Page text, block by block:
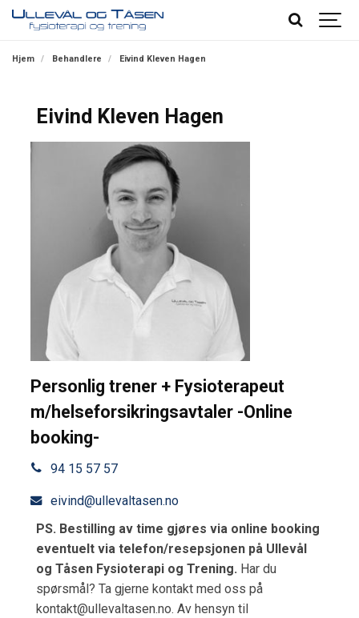
Hjem Behandlere Eivind Kleven Hagen
Eivind Kleven Hagen
Personlig trener + Fysioterapeut
m/helseforsikringsavtaler -Online
booking-
94 15 57 57
eivind@ullevaltasen.no
PS. Bestilling av time gjøres via online booking
eventuelt via telefon/resepsjonen på Ullevål
og Tåsen Fysioterapi og Trening. Har du
spørsmål? Ta gjerne kontakt med oss på
kontakt@ullevaltasen.no. Av hensyn til